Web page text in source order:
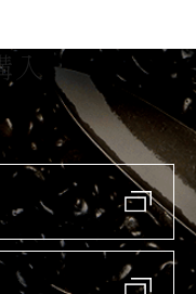
入